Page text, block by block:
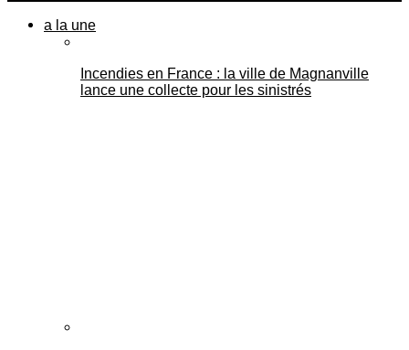
a la une
Incendies en France : la ville de Magnanville
lance une collecte pour les sinistrés